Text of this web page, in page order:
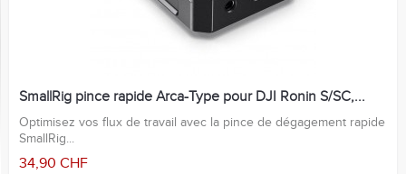
SmallRig pince rapide Arca-Type pour DJI Ronin S/SC,...
Optimisez vos flux de travail avec la pince de dégagement rapide
SmallRig...
34,90 CHF